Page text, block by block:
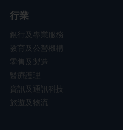
行業
銀行及專業服務
教育及公營機構
零售及製造
醫療護理
資訊及通訊科技
旅遊及物流